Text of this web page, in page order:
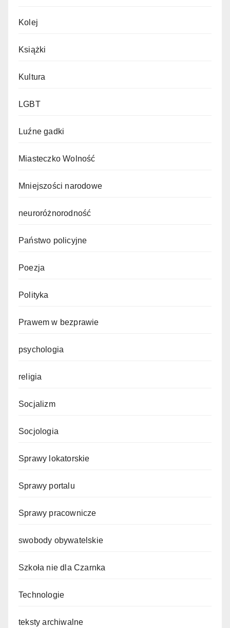
Kolej
Książki
Kultura
LGBT
Luźne gadki
Miasteczko Wolność
Mniejszości narodowe
neuroróżnorodność
Państwo policyjne
Poezja
Polityka
Prawem w bezprawie
psychologia
religia
Socjalizm
Socjologia
Sprawy lokatorskie
Sprawy portalu
Sprawy pracownicze
swobody obywatelskie
Szkoła nie dla Czarnka
Technologie
teksty archiwalne